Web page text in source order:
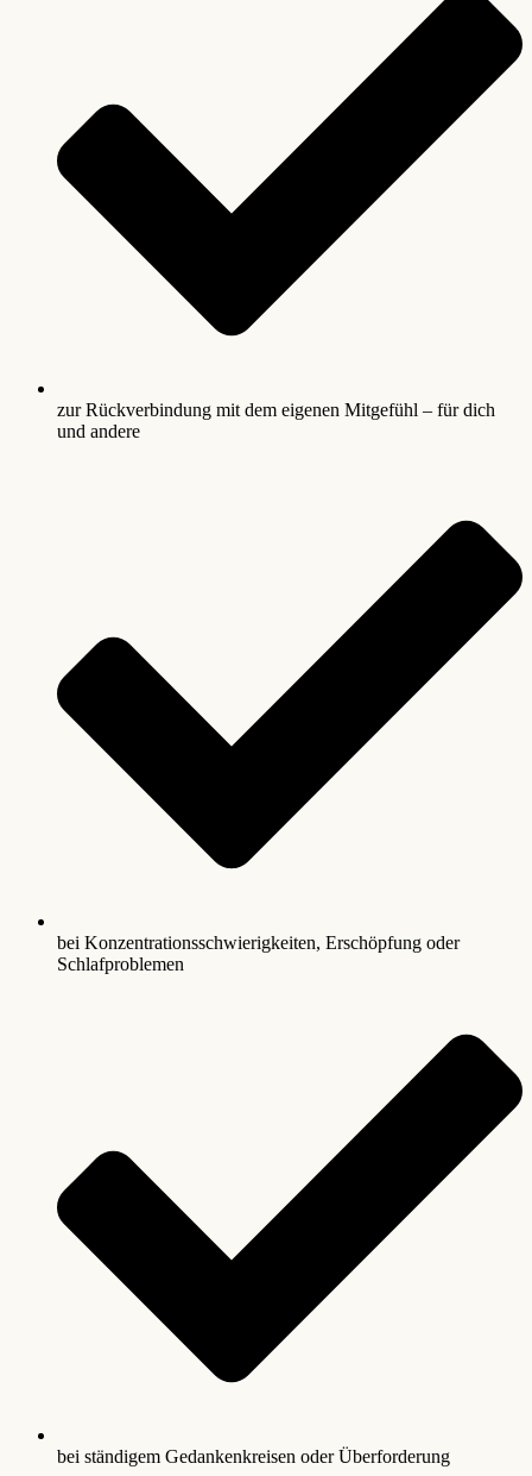
zur Rückverbindung mit dem eigenen Mitgefühl – für dich
und andere
bei Konzentrationsschwierigkeiten, Erschöpfung oder
Schlafproblemen
bei ständigem Gedankenkreisen oder Überforderung